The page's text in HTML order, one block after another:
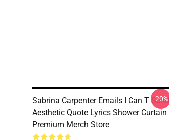
Sabrina Carpenter Emails I Can T Send
Aesthetic Quote Lyrics Shower Curtain
Premium Merch Store
-20%